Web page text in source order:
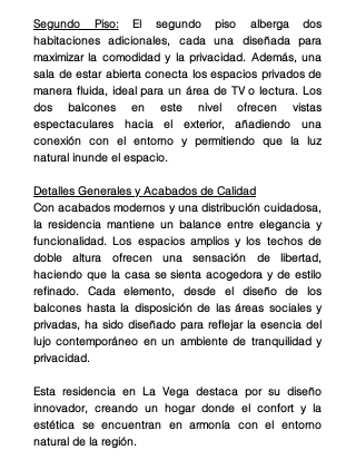
Segundo Piso: El segundo piso alberga dos
habitaciones adicionales, cada una diseñada para
maximizar la comodidad y la privacidad. Además, una
sala de estar abierta conecta los espacios privados de
manera fluida, ideal para un área de TV o lectura. Los
dos balcones en este nivel ofrecen vistas
espectaculares hacia el exterior, añadiendo una
conexión con el entorno y permitiendo que la luz
natural inunde el espacio.
Detalles Generales y Acabados de Calidad
Con acabados modernos y una distribución cuidadosa,
la residencia mantiene un balance entre elegancia y
funcionalidad. Los espacios amplios y los techos de
doble altura ofrecen una sensación de libertad,
haciendo que la casa se sienta acogedora y de estilo
refinado. Cada elemento, desde el diseño de los
balcones hasta la disposición de las áreas sociales y
privadas, ha sido diseñado para reflejar la esencia del
lujo contemporáneo en un ambiente de tranquilidad y
privacidad.
Esta residencia en La Vega destaca por su diseño
innovador, creando un hogar donde el confort y la
estética se encuentran en armonía con el entorno
natural de la región.